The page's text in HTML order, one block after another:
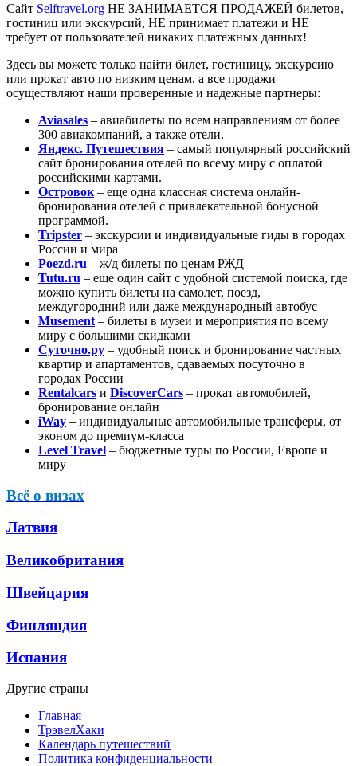
Сайт Selftravel.org НЕ ЗАНИМАЕТСЯ ПРОДАЖЕЙ билетов,
гостиниц или экскурсий, НЕ принимает платежи и НЕ
требует от пользователей никаких платежных данных!
Здесь вы можете только найти билет, гостиницу, экскурсию
или прокат авто по низким ценам, а все продажи
осуществляют наши проверенные и надежные партнеры:
Aviasales – авиабилеты по всем направлениям от более
300 авиакомпаний, а также отели.
Яндекс. Путешествия – самый популярный российский
сайт бронирования отелей по всему миру с оплатой
российскими картами.
Островок – еще одна классная система онлайн-
бронирования отелей с привлекательной бонусной
программой.
Tripster – экскурсии и индивидуальные гиды в городах
России и мира
Poezd.ru – ж/д билеты по ценам РЖД
Tutu.ru – еще один сайт с удобной системой поиска, где
можно купить билеты на самолет, поезд,
междугородний или даже международный автобус
Musement – билеты в музеи и мероприятия по всему
миру с большими скидками
Суточно.ру – удобный поиск и бронирование частных
квартир и апартаментов, сдаваемых посуточно в
городах России
Rentalcars и DiscoverCars – прокат автомобилей,
бронирование онлайн
iWay – индивидуальные автомобильные трансферы, от
эконом до премиум-класса
Level Travel – бюджетные туры по России, Европе и
миру
Всё о визах
Латвия
Великобритания
Швейцария
Финляндия
Испания
Другие страны
Главная
ТрэвелХаки
Календарь путешествий
Политика конфиденциальности